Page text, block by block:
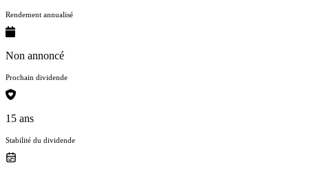
Rendement annualisé
Non annoncé
Prochain dividende
15 ans
Stabilité du dividende